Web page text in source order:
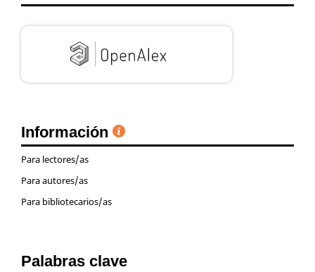
Información
Para lectores/as
Para autores/as
Para bibliotecarios/as
Palabras clave